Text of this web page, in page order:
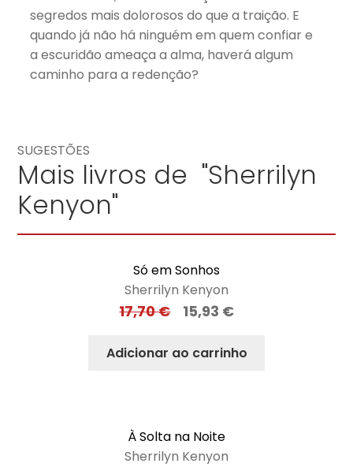
segredos mais dolorosos do que a traição. E
quando já não há ninguém em quem confiar e
a escuridão ameaça a alma, haverá algum
caminho para a redenção?
SUGESTÕES
Mais livros de "Sherrilyn
Kenyon"
Só em Sonhos
Sherrilyn Kenyon
17,70€ 15,93 €
Adicionar ao carrinho
À Solta na Noite
Sherrilyn Kenyon